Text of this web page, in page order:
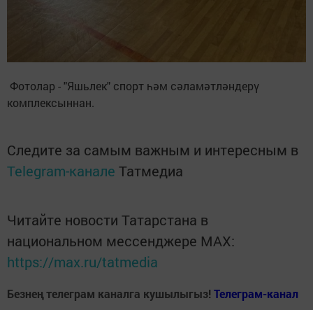
Фотолар - "Яшьлек" спорт һәм сәламәтләндерү
комплексыннан.
Следите за самым важным и интересным в
Telegram-канале Татмедиа
Читайте новости Татарстана в
национальном мессенджере MАХ:
https://max.ru/tatmedia
Безнең телеграм каналга кушылыгыз! Телеграм-канал